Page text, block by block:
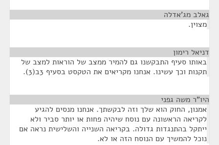
גאלב מג'אדלה
מצוין.
דניאל רימון
באותו סעיף התבקשנו גם להמיר ממצב של הוראות למצב של
תקנות וכך עשינו. אנחנו מקריאים את הטקסט בסעיף 3ב(3).
היו"ר משה גפני
אמנון, החוק הוא שלך וזה לבקשתך. אנחנו מנסים להגיע
לקריאה הראשונה עם נוסח שיהיה פחות או יותר סביר ולא
ייתקל בהתנגדות גדולה. בקריאה השנייה והשלישית נראה אם
נוכל להמשיך עם הנוסח הזה או לא.